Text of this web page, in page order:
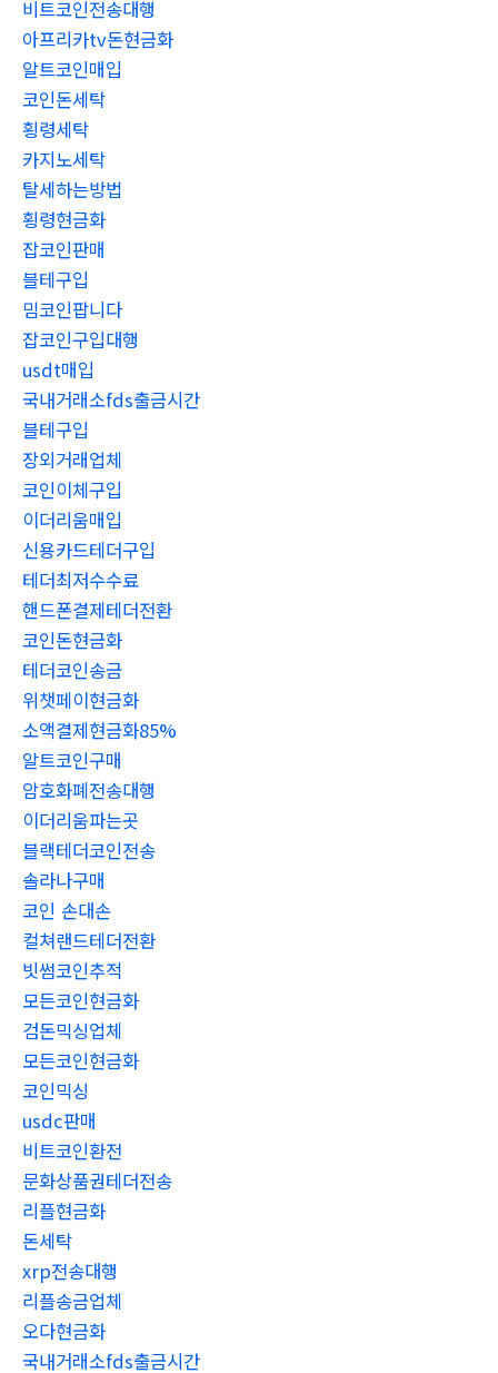
비트코인전송대행
아프리카tv돈현금화
알트코인매입
코인돈세탁
횡령세탁
카지노세탁
탈세하는방법
횡령현금화
잡코인판매
블테구입
밈코인팝니다
잡코인구입대행
usdt매입
국내거래소fds출금시간
블테구입
장외거래업체
코인이체구입
이더리움매입
신용카드테더구입
테더최저수수료
핸드폰결제테더전환
코인돈현금화
테더코인송금
위챗페이현금화
소액결제현금화85%
알트코인구매
암호화폐전송대행
이더리움파는곳
블랙테더코인전송
솔라나구매
코인 손대손
컬쳐랜드테더전환
빗썸코인추적
모든코인현금화
검돈믹싱업체
모든코인현금화
코인믹싱
usdc판매
비트코인환전
문화상품권테더전송
리플현금화
돈세탁
xrp전송대행
리플송금업체
오다현금화
국내거래소fds출금시간